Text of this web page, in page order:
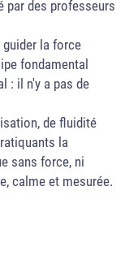
par des professeurs
guider la force
fondamental
: il n'y a pas de
de fluidité
la
sans force, ni
calme et mesurée.